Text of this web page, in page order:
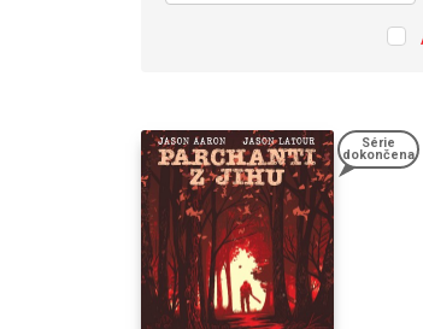
Série
dokončena